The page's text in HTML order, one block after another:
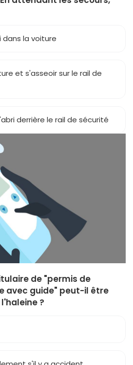
dans la voiture
et s'asseoir sur le rail de
derrière le rail de sécurité
de "permis de
avec guide" peut-il être
?